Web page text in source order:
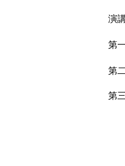
演
第
第
第